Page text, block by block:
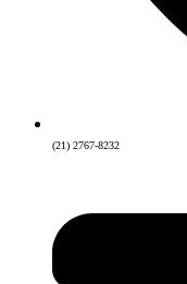
(21) 2767-8232